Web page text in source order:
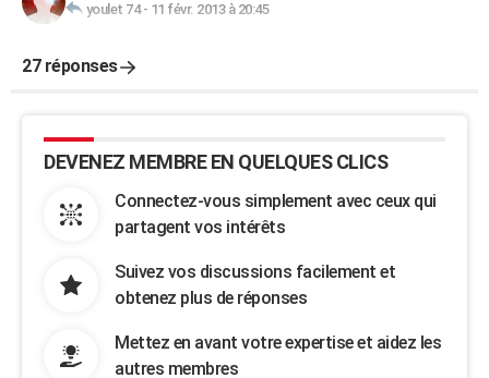
youlet 74- 11 févr. 2013 à 20:45
27 réponses
DEVENEZ MEMBRE EN QUELQUES CLICS
Connectez-vous simplement avec ceux qui
partagent vos intérêts
Suivez vos discussions facilement et
obtenez plus de réponses
Mettez en avant votre expertise et aidez les
autres membres